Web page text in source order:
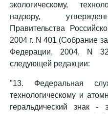
экологическому,
надзору,
Правительства
2004 г. N 401 (Собрание
Федерации, 2004, N
следующей редакции:
"13. Федеральная
технологическому и
геральдический знак